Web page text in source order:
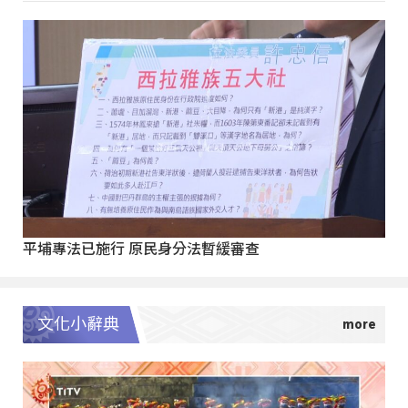
平埔專法已施行 原民身分法暫緩審查
文化小辭典